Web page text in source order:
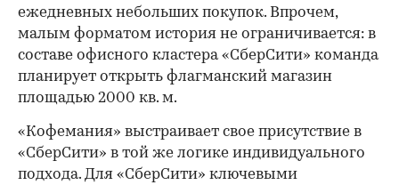
ежедневных небольших покупок. Впрочем,
малым форматом история не ограничивается: в
составе офисного кластера «СберСити» команда
планирует открыть флагманский магазин
площадью 2000 кв. м.
«Кофемания» выстраивает свое присутствие в
«СберСити» в той же логике индивидуального
подхода. Для «СберСити» ключевыми